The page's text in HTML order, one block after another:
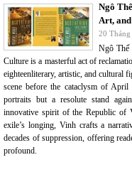
Ngô
Art,
20
Ngô Thế
Culture is a masterful act of
eighteenliterary, artistic, and cultural
scene before the cataclysm of
portraits but a resolute stand
innovative spirit of the Republic of
exile’s longing, Vinh crafts a
decades of suppression, offering
profound.